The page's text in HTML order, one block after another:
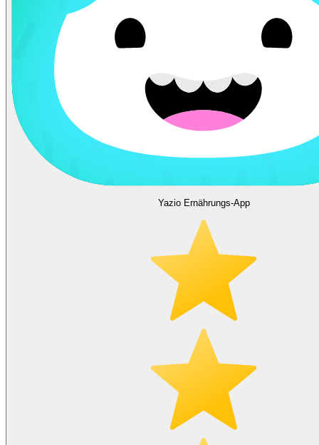
Yazio Ernährungs-App